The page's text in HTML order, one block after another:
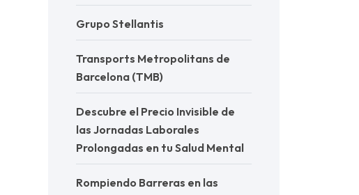
Grupo Stellantis
Transports Metropolitans de
Barcelona (TMB)
Descubre el Precio Invisible de
las Jornadas Laborales
Prolongadas en tu Salud Mental
Rompiendo Barreras en las